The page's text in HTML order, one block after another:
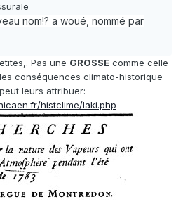
nom!? a woué, nommé par
Pas une GROSSEcomme celle
conséquences climato-historique
leurs attribuer:
histclime/laki.php